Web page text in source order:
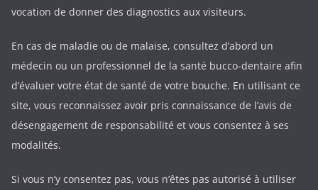
vocation de donner des diagnostics aux visiteurs.
En cas de maladie ou de malaise, consultez d’abord un
médecin ou un professionnel de la santé bucco-dentaire afin
d’évaluer votre état de santé de votre bouche. En utilisant ce
site, vous reconnaissez avoir pris connaissance de l’avis de
désengagement de responsabilité et vous consentez à ses
modalités.
Si vous n’y consentez pas, vous n’êtes pas autorisé à utiliser